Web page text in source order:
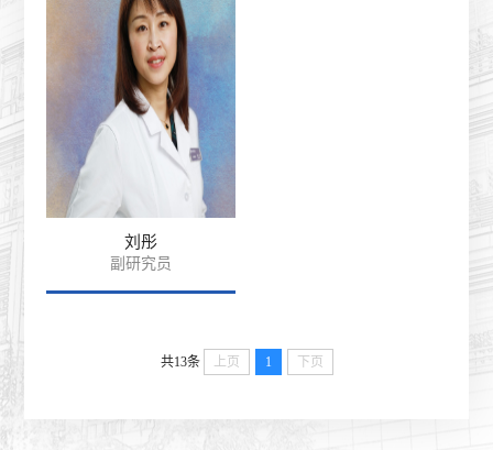
刘彤
副研究员
共13条 上页 1 下页